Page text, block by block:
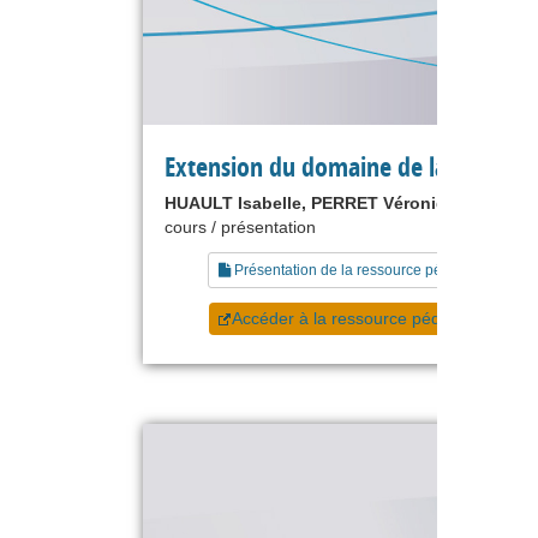
Extension du domaine de la
HUAULT Isabelle, PERRET Véronique
cours / présentation
Présentation de la ressource pédagogique
Accéder à la ressource pédagogique